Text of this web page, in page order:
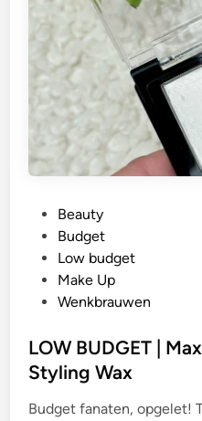
t
s
i
Beauty
Budget
Low budget
Make Up
Wenkbrauwen
LOW BUDGET |
Styling Wax
Budget fanaten, opgelet!